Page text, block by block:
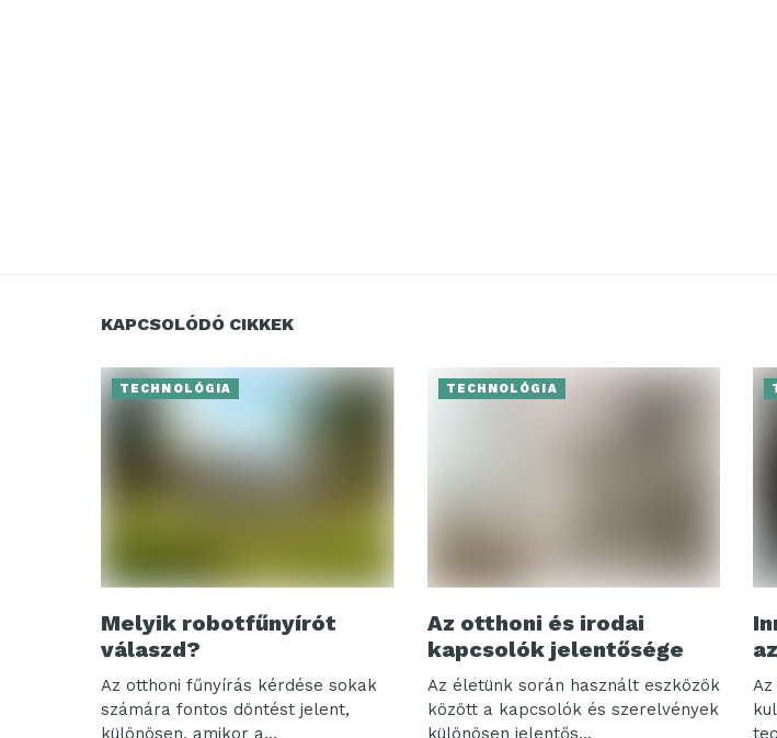
KAPCSOLÓDÓ CIKKEK
TECHNOLÓGIA
Melyik robotfűnyírót
válaszd?
Az otthoni fűnyírás kérdése sokak
számára fontos döntést jelent,
különösen, amikor a...
TECHNOLÓGIA
Az otthoni és irodai
kapcsolók jelentősége
Az életünk során használt eszközök
között a kapcsolók és szerelvények
különösen jelentős...